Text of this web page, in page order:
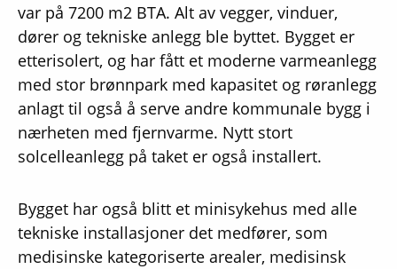
var på 7200 m2 BTA. Alt av vegger, vinduer,
dører og tekniske anlegg ble byttet. Bygget er
etterisolert, og har fått et moderne varmeanlegg
med stor brønnpark med kapasitet og røranlegg
anlagt til også å serve andre kommunale bygg i
nærheten med fjernvarme. Nytt stort
solcelleanlegg på taket er også installert.
Bygget har også blitt et minisykehus med alle
tekniske installasjoner det medfører, som
medisinske kategoriserte arealer, medisinsk